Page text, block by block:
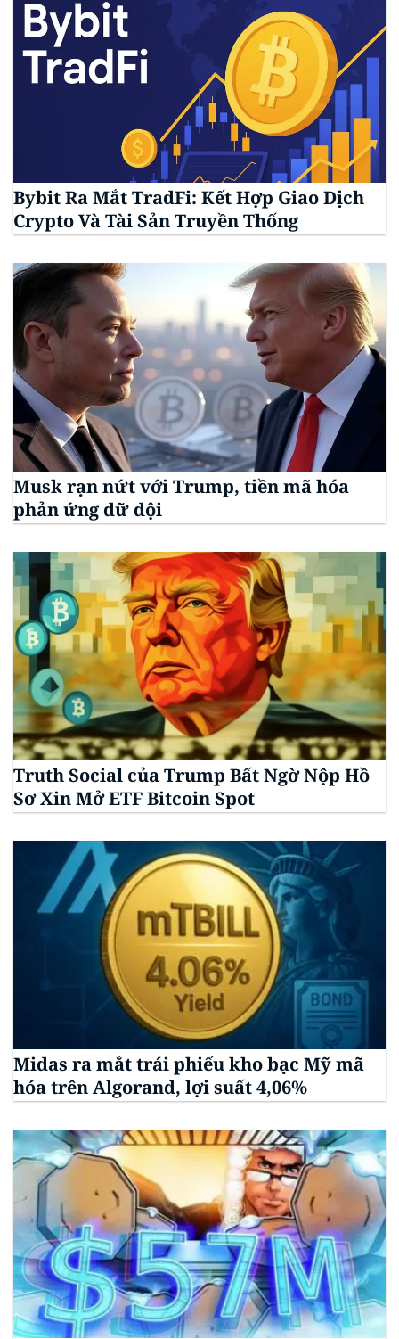
Bybit Ra Mắt TradFi: Kết Hợp Giao Dịch
Crypto Và Tài Sản Truyền Thống
Musk rạn nứt với Trump, tiền mã hóa
phản ứng dữ dội
Truth Social của Trump Bất Ngờ Nộp Hồ
Sơ Xin Mở ETF Bitcoin Spot
Midas ra mắt trái phiếu kho bạc Mỹ mã
hóa trên Algorand, lợi suất 4,06%